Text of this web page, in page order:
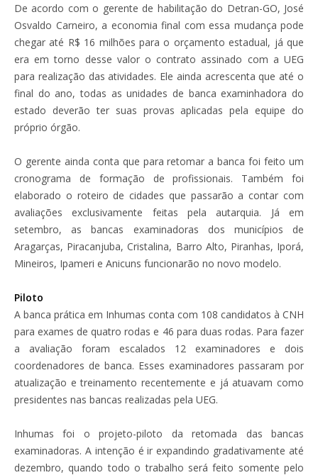
De acordo com o gerente de habilitação do Detran-GO, José
Osvaldo Carneiro, a economia final com essa mudança pode
chegar até R$ 16 milhões para o orçamento estadual, já que
era em torno desse valor o contrato assinado com a UEG
para realização das atividades. Ele ainda acrescenta que até o
final do ano, todas as unidades de banca examinhadora do
estado deverão ter suas provas aplicadas pela equipe do
próprio órgão.
O gerente ainda conta que para retomar a banca foi feito um
cronograma de formação de profissionais. Também foi
elaborado o roteiro de cidades que passarão a contar com
avaliações exclusivamente feitas pela autarquia. Já em
setembro, as bancas examinadoras dos municípios de
Aragarças, Piracanjuba, Cristalina, Barro Alto, Piranhas, Iporá,
Mineiros, Ipameri e Anicuns funcionarão no novo modelo.
Piloto
A banca prática em Inhumas conta com 108 candidatos à CNH
para exames de quatro rodas e 46 para duas rodas. Para fazer
a avaliação foram escalados 12 examinadores e dois
coordenadores de banca. Esses examinadores passaram por
atualização e treinamento recentemente e já atuavam como
presidentes nas bancas realizadas pela UEG.
Inhumas foi o projeto-piloto da retomada das bancas
examinadoras. A intenção é ir expandindo gradativamente até
dezembro, quando todo o trabalho será feito somente pelo